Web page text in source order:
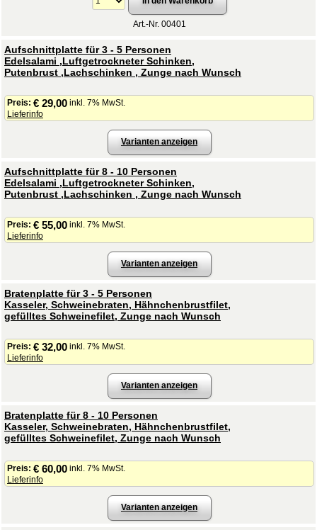
Art.-Nr. 00401
Aufschnittplatte für 3 - 5 Personen
Edelsalami ,Luftgetrockneter Schinken,
Putenbrust ,Lachschinken , Zunge nach Wunsch
Preis: € 29,00 inkl. 7% MwSt.
Lieferinfo
Varianten anzeigen
Aufschnittplatte für 8 - 10 Personen
Edelsalami ,Luftgetrockneter Schinken,
Putenbrust ,Lachschinken , Zunge nach Wunsch
Preis: € 55,00 inkl. 7% MwSt.
Lieferinfo
Varianten anzeigen
Bratenplatte für 3 - 5 Personen
Kasseler, Schweinebraten, Hähnchenbrustfilet,
gefülltes Schweinefilet, Zunge nach Wunsch
Preis: € 32,00 inkl. 7% MwSt.
Lieferinfo
Varianten anzeigen
Bratenplatte für 8 - 10 Personen
Kasseler, Schweinebraten, Hähnchenbrustfilet,
gefülltes Schweinefilet, Zunge nach Wunsch
Preis: € 60,00 inkl. 7% MwSt.
Lieferinfo
Varianten anzeigen